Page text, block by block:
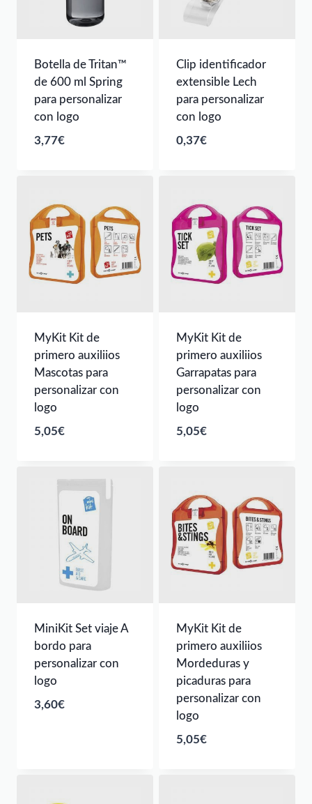
Botella de Tritan™
de 600 ml Spring
para personalizar
con logo
3,77€
Clip identificador
extensible Lech
para personalizar
con logo
0,37€
MyKit Kit de
primero auxiliios
Mascotas para
personalizar con
logo
5,05€
MyKit Kit de
primero auxiliios
Garrapatas para
personalizar con
logo
5,05€
MiniKit Set viaje A
bordo para
personalizar con
logo
3,60€
MyKit Kit de
primero auxiliios
Mordeduras y
picaduras para
personalizar con
logo
5,05€